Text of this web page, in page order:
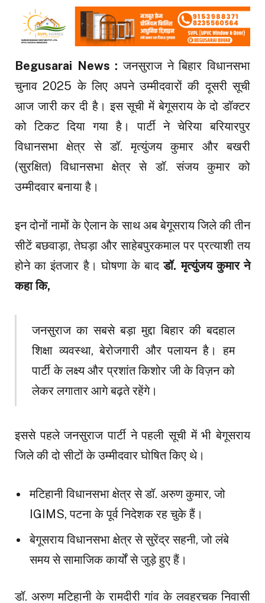
Begusarai News : जनसुराज ने बिहार विधानसभा
चुनाव 2025 के लिए अपने उम्मीदवारों की दूसरी सूची
आज जारी कर दी है। इस सूची में बेगूसराय के दो डॉक्टर
को टिकट दिया गया है। पार्टी ने चेरिया बरियारपुर
विधानसभा क्षेत्र से डॉ. मृत्युंजय कुमार और बखरी
(सुरक्षित) विधानसभा क्षेत्र से डॉ. संजय कुमार को
उम्मीदवार बनाया है।
इन दोनों नामों के ऐलान के साथ अब बेगूसराय जिले की तीन
सीटें बछवाड़ा, तेघड़ा और साहेबपुरकमाल पर प्रत्याशी तय
होने का इंतजार है। घोषणा के बादडॉ. मृत्युंजय कुमार ने
कहा कि,
जनसुराज का सबसे बड़ा मुद्दा बिहार की बदहाल
शिक्षा व्यवस्था, बेरोजगारी और पलायन है। हम
पार्टी के लक्ष्य और प्रशांत किशोर जी के विज़न को
लेकर लगातार आगे बढ़ते रहेंगे।
इससे पहले जनसुराज पार्टी ने पहली सूची में भी बेगूसराय
जिले की दो सीटों के उम्मीदवार घोषित किए थे।
मटिहानी विधानसभा क्षेत्र से डॉ. अरुण कुमार, जो
IGIMS, पटना के पूर्व निदेशक रह चुके हैं।
बेगूसराय विधानसभा क्षेत्र से सुरेंद्र सहनी, जो लंबे
समय से सामाजिक कार्यों से जुड़े हुए हैं।
डॉ. अरुण मटिहानी के रामदीरी गांव के लवहरचक निवासी